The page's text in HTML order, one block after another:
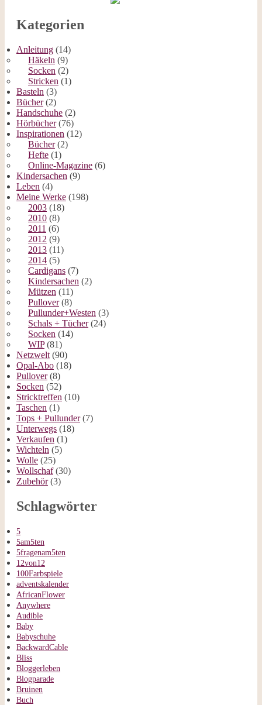
Kategorien
Anleitung (14)
Häkeln (9)
Socken (2)
Stricken (1)
Basteln (3)
Bücher(2)
Handschuhe (2)
Hörbücher(76)
Inspirationen (12)
Bücher(2)
Hefte (1)
Online-Magazine (6)
Kindersachen (9)
Leben (4)
Meine Werke (198)
2003 (18)
2010 (8)
2011 (6)
2012 (9)
2013 (11)
2014 (5)
Cardigans (7)
Kindersachen (2)
Mützen (11)
Pullover(8)
Pullunder+Westen (3)
Schals + Tücher(24)
Socken (14)
WIP(81)
Netzwelt (90)
Opal-Abo (18)
Pullover(8)
Socken (52)
Stricktreffen (10)
Taschen (1)
Tops + Pullunder(7)
Unterwegs (18)
Verkaufen (1)
Wichteln (5)
Wolle (25)
Wollschaf(30)
Zubehör(3)
Schlagwörter
5
5am5ten
5fragenam5ten
12von12
100Farbspiele
adventskalender
AfricanFlower
Anywhere
Audible
Baby
Babyschuhe
BackwardCable
Bliss
Bloggerleben
Blogparade
Bruinen
Buch